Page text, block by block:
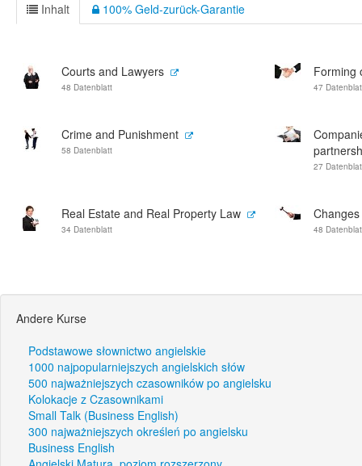
Inhalt 100% Geld-zurück-Garantie
Courts and Lawyers
48 Datenblatt
Forming
47
Crime and Punishment
58 Datenblatt
27
Real Estate and Real Property Law
34 Datenblatt 48
Andere Kurse
Podstawowe słownictwo angielskie
1000 najpopularniejszych angielskich słów
500 najważniejszych czasowników po angielsku
Kolokacje z Czasownikami
Small Talk (Business English)
300 najważniejszych określeń po angielsku
Business English